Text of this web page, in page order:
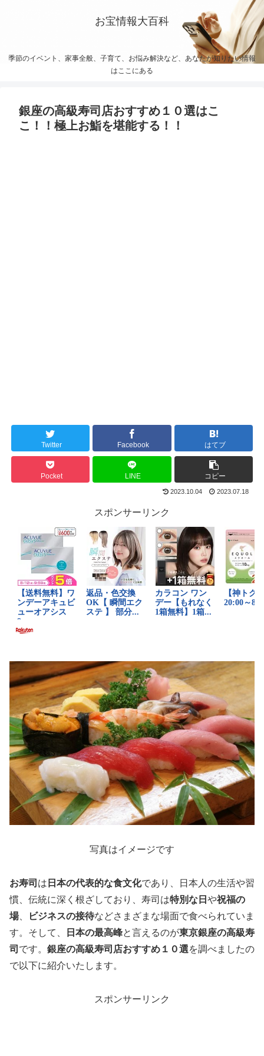
お宝情報大百科
季節のイベント、家事全般、子育て、お悩み解決など、あなたが知りたい情報
はここにある
銀座の高級寿司店おすすめ１０選はこ
こ！！極上お鮨を堪能する！！
Twitter Facebook はてブ
Pocket LINE コピー
2023.10.04 2023.07.18
スポンサーリンク
写真はイメージです
お寿司 は 日本の代表的な食文化であり、日本人の生活や習
慣、伝統に深く根ざしており、寿司は特別な日 や祝福の
場、 ビジネスの接待などさまざまな場面で食べられていま
す。そして、
日本の最高峰と言えるのが東京銀座の高級寿
司 です。 銀座の高級寿司店おすすめ１０選を調べましたの
で以下に紹介いたします。
スポンサーリンク